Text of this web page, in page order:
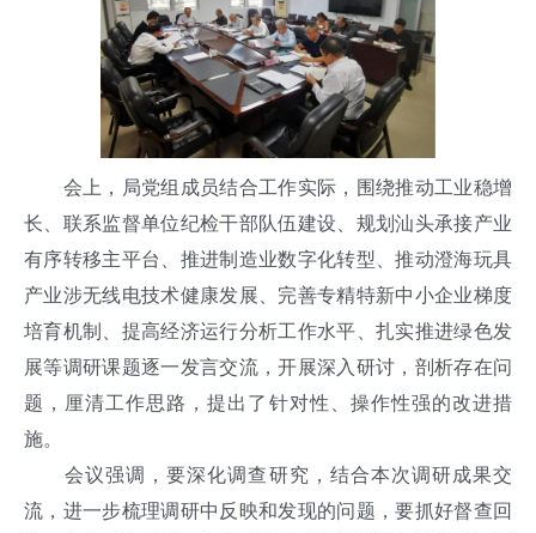
会上，局党组成员结合工作实际，围绕推动工业稳增
长、联系监督单位纪检干部队伍建设、规划汕头承接产业
有序转移主平台、推进制造业数字化转型、推动澄海玩具
产业涉无线电技术健康发展、完善专精特新中小企业梯度
培育机制、提高经济运行分析工作水平、扎实推进绿色发
展等调研课题逐一发言交流，开展深入研讨，剖析存在问
题，厘清工作思路，提出了针对性、操作性强的改进措
施。
会议强调，要深化调查研究，结合本次调研成果交
流，进一步梳理调研中反映和发现的问题，要抓好督查回